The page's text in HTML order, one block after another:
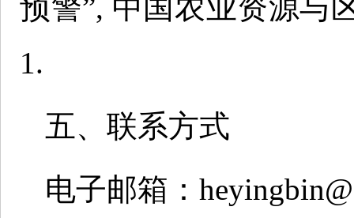
预警”, 中国农业资源与
1.
五、联系方式
电子邮箱：